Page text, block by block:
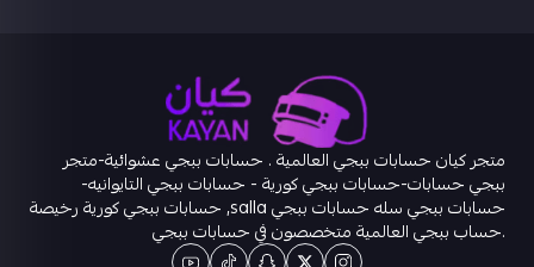
متجر كيان حسابات ببجي العالمية . حسابات ببجي عشوائية-متجر
ببجي حسابات-حسابات ببجي كورية - حسابات ببجي التايوانيه-
حسابات ببجي سله حسابات ببجي salla, حسابات ببجي كورية رخيصة
.حساب ببجي العالمية متخصصون في حسابات ببجي